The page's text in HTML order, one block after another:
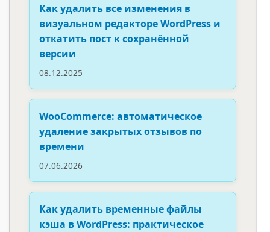
Как удалить все изменения в
визуальном редакторе WordPress и
откатить пост к сохранённой
версии
08.12.2025
WooCommerce: автоматическое
удаление закрытых отзывов по
времени
07.06.2026
Как удалить временные файлы
кэша в WordPress: практическое